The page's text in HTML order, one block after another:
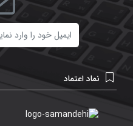
نماد اعتماد